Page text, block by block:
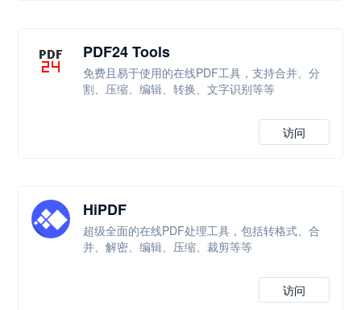
PDF24 Tools
免费且易于使用的在线PDF工具，支持合并、分
割、压缩、编辑、转换、文字识别等等
访问
HiPDF
超级全面的在线PDF处理工具，包括转格式、合
并、解密、编辑、压缩、裁剪等等
访问